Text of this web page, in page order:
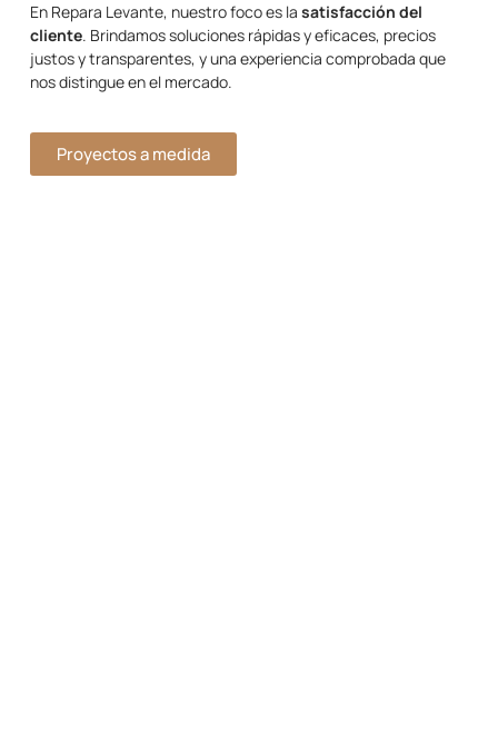
En Repara Levante, nuestro foco es la satisfacción del
cliente. Brindamos soluciones rápidas y eficaces, precios
justos y transparentes, y una experiencia comprobada que
nos distingue en el mercado.
Proyectos a medida